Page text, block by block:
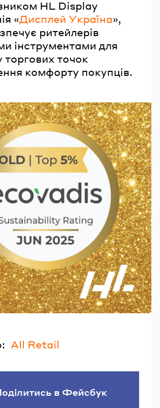
HL Display
«Дисплей Україна»,
ритейлерів
інструментами для
торгових точок
комфорту покупців.
All Retail
в Фейсбук